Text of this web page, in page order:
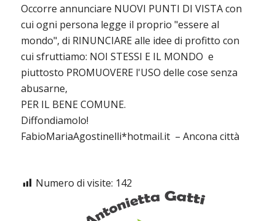
Occorre annunciare NUOVI PUNTI DI VISTA con
cui ogni persona legge il proprio "essere al
mondo", di RINUNCIARE alle idee di profitto con
cui sfruttiamo: NOI STESSI E IL MONDO e
piuttosto PROMUOVERE l'USO delle cose senza
abusarne,
PER IL BENE COMUNE.
Diffondiamolo!
FabioMariaAgostinelli*hotmail.it – Ancona città
Numero di visite: 142